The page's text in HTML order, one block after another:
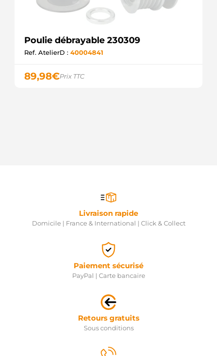
Poulie débrayable 230309
Ref. AtelierD : 40004841
89,98€Prix TTC
Livraison rapide
Domicile | France & International | Click & Collect
Paiement sécurisé
PayPal | Carte bancaire
Retours gratuits
Sous conditions